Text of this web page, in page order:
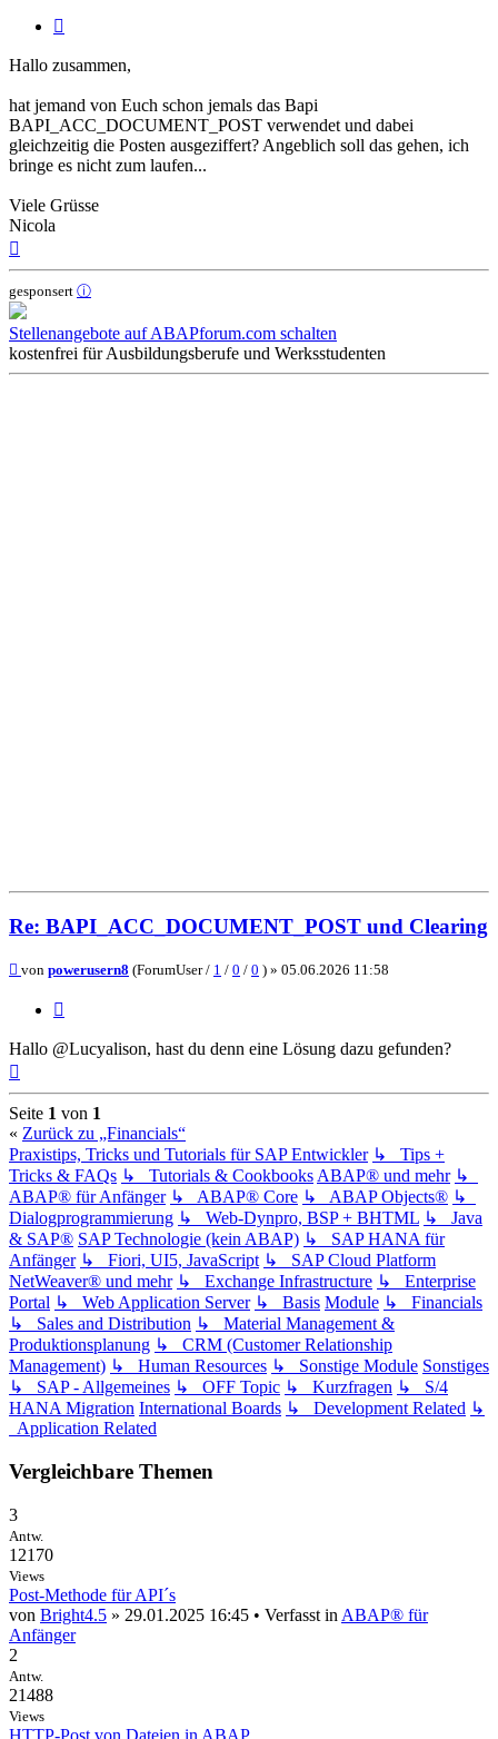
Hallo zusammen,
hat jemand von Euch schon jemals das Bapi
BAPI_ACC_DOCUMENT_POST verwendet und dabei
gleichzeitig die Posten ausgeziffert? Angeblich soll das gehen, ich
bringe es nicht zum laufen...
Viele Grüsse
Nicola
gesponsert ⓘ
Stellenangebote auf ABAPforum.com schalten
kostenfrei für Ausbildungsberufe und Werksstudenten
Re: BAPI_ACC_DOCUMENT_POST und Clearing
Beitrag
von powerusern8 (ForumUser / 1 / 0 / 0 ) » 05.06.2026 11:58
Hallo @Lucyalison, hast du denn eine Lösung dazu gefunden?
Seite 1 von 1
« Zurück zu „Financials“
Praxistips, Tricks und Tutorials für SAP Entwickler ↳ Tips +
Tricks & FAQs ↳ Tutorials & Cookbooks ABAP® und mehr ↳
ABAP® für Anfänger ↳ ABAP® Core ↳ ABAP Objects® ↳
Dialogprogrammierung ↳ Web-Dynpro, BSP + BHTML ↳ Java
& SAP® SAP Technologie (kein ABAP) ↳ SAP HANA für
Anfänger ↳ Fiori, UI5, JavaScript ↳ SAP Cloud Platform
NetWeaver® und mehr ↳ Exchange Infrastructure ↳ Enterprise
Portal ↳ Web Application Server ↳ Basis Module ↳ Financials
↳ Sales and Distribution ↳ Material Management &
Produktionsplanung ↳ CRM (Customer Relationship
Management) ↳ Human Resources ↳ Sonstige Module Sonstiges
↳ SAP - Allgemeines ↳ OFF Topic ↳ Kurzfragen ↳ S/4
HANA Migration International Boards ↳ Development Related ↳
Application Related
Vergleichbare Themen
3
Antw.
12170
Views
Post-Methode für API´s
von Bright4.5 » 29.01.2025 16:45 • Verfasst in ABAP® für
Anfänger
2
Antw.
21488
Views
HTTP-Post von Dateien in ABAP